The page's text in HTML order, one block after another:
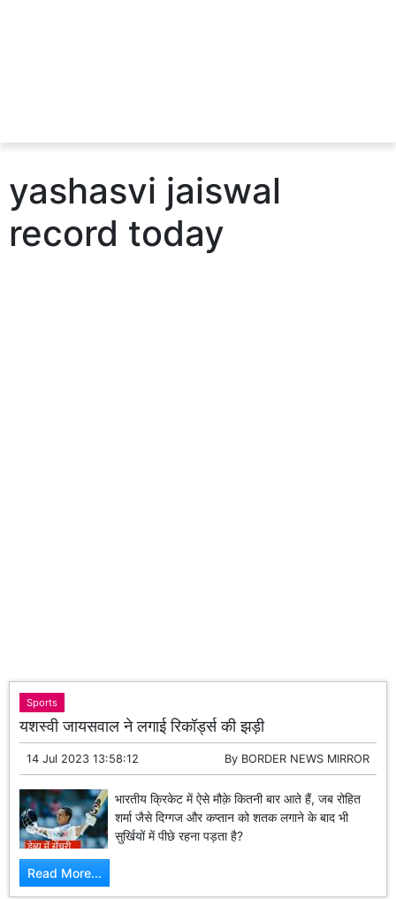
yashasvi jaiswal
record today
Sports
यशस्वी जायसवाल ने लगाई रिकॉर्ड्स की झड़ी
14 Jul 2023 13:58:12 By BORDER NEWS MIRROR
भारतीय क्रिकेट में ऐसे मौक़े कितनी बार आते हैं, जब रोहित
शर्मा जैसे दिग्गज और कप्तान को शतक लगाने के बाद भी
सुर्खियों में पीछे रहना पड़ता है?
Read More...